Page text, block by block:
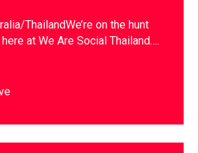
ThailandWe’re on the hunt
at We Are Social Thailand….